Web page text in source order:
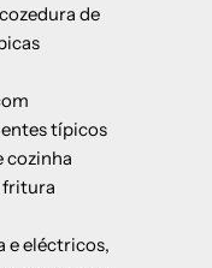
de
típicos
cozinha
fritura
e eléctricos,